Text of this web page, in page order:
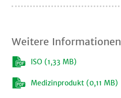
Weitere
ISO (1,33 MB)
Medizinprodukt (0,11 MB)